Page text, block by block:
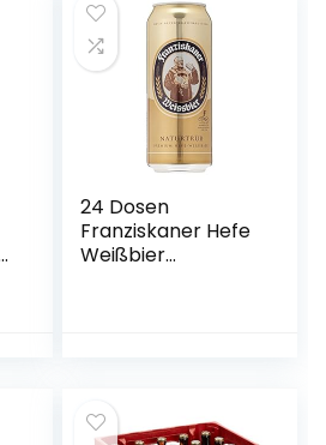
24 Dosen
Franziskaner Hefe
Weißbier